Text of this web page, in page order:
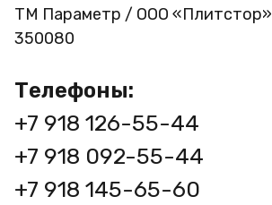
ТМ Параметр / ООО «Плитстор»
350080
Телефоны:
+7 918 126-55-44
+7 918 092-55-44
+7 918 145-65-60